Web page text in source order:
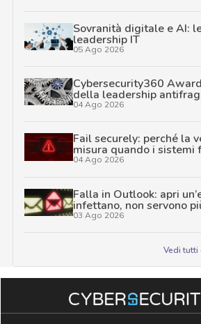
Sovranità digitale e AI:
leadership IT
05 Ago 2026
Cybersecurity360
della leadership
04 Ago 2026
Fail securely: perché la
misura quando i sistemi
04 Ago 2026
Falla in Outlook: apri
infettano, non servono
03 Ago 2026
Vedi